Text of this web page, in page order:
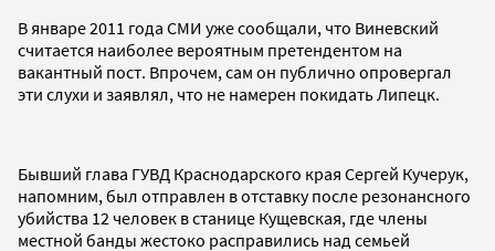
В январе 2011 года СМИ уже сообщали, что Виневский
считается наиболее вероятным претендентом на
вакантный пост. Впрочем, сам он публично опровергал
эти слухи и заявлял, что не намерен покидать Липецк.
Бывший глава ГУВД Краснодарского края Сергей Кучерук,
напомним, был отправлен в отставку после резонансного
убийства 12 человек в станице Кущевская, где члены
местной банды жестоко расправились над семьей